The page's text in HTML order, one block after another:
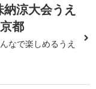
涼大会うえ
都
なで楽しめるうえ